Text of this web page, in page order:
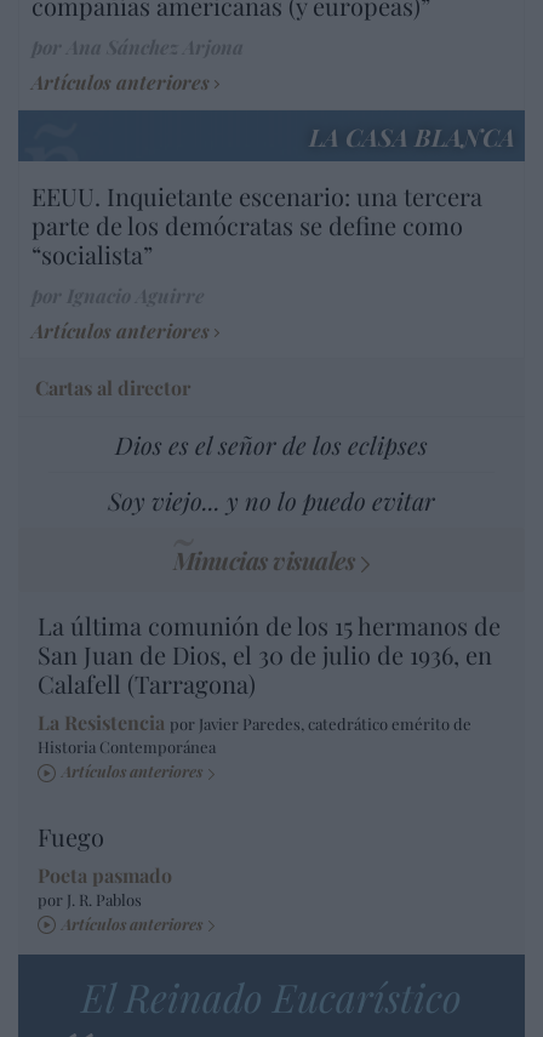
Artículos anteriores
LA CASA BLANCA
EEUU. Inquietante escenario: una tercera
parte de los demócratas se define como
“socialista”
Artículos anteriores
Cartas al director
Dios es el señor de los eclipses
Soy viejo... y no lo puedo evitar
Minucias visuales
La última comunión de los 15 hermanos de
San Juan de Dios, el 30 de julio de 1936, en
Calafell (Tarragona)
La Resistencia por Javier Paredes, catedrático emérito de
Historia Contemporánea
Artículos anteriores
Fuego
Poeta pasmado
por J. R. Pablos
Artículos anteriores
El Reinado Eucarístico